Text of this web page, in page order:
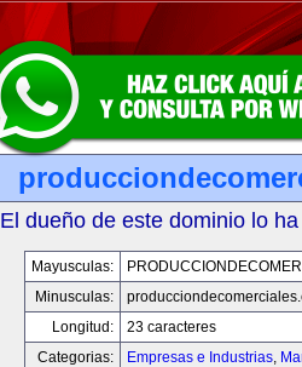
El dueño de este dominio lo
Mayusculas:
Minusculas:
Longitud:
23 caracteres
Categorias:
Empresas e Industrias,